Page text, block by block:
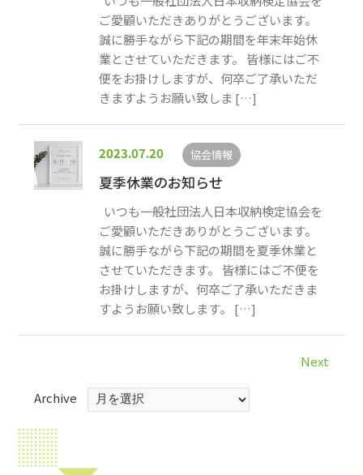
ご愛顧いただきありがとうございます。
誠に勝手ながら下記の期間を年末年始休
業とさせていただきます。 皆様にはご不
便をお掛けしますが、何卒ご了承いただ
きますようお願い致しま […]
2023.07.20 協会情報
夏季休業のお知らせ
いつも一般社団法人日本収納検定協会を
ご愛顧いただきありがとうございます。
誠に勝手ながら下記の期間を夏季休業と
させていただきます。 皆様にはご不便を
お掛けしますが、何卒ご了承いただきま
すようお願い致します。 […]
Next
Archive